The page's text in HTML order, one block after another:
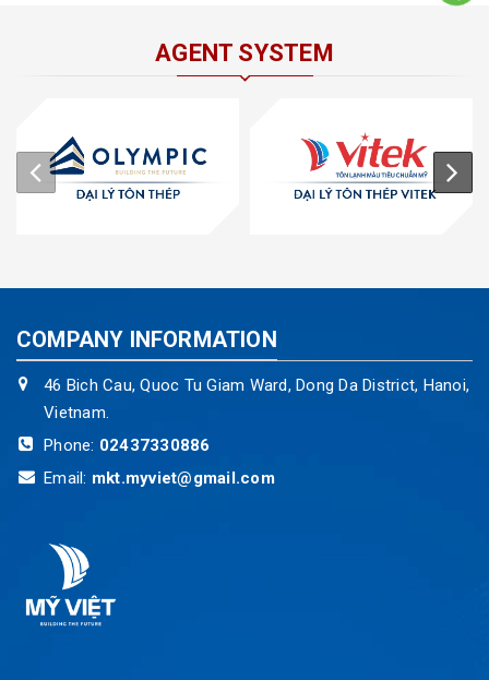
AGENT SYSTEM
COMPANY INFORMATION
46 Bich Cau, Quoc Tu Giam Ward, Dong Da District, Hanoi,
Vietnam.
Phone: 02437330886
Email: mkt.myviet@gmail.com